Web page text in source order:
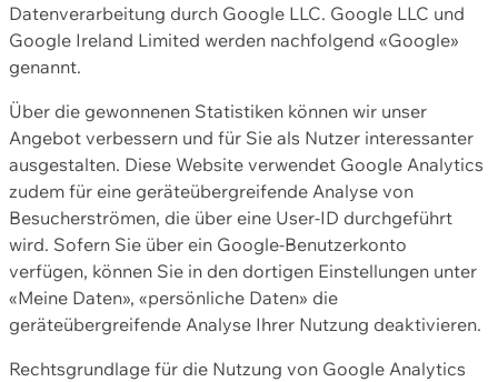
Datenverarbeitung durch Google LLC. Google LLC und
Google Ireland Limited werden nachfolgend «Google»
genannt.
Über die gewonnenen Statistiken können wir unser
Angebot verbessern und für Sie als Nutzer interessanter
ausgestalten. Diese Website verwendet Google Analytics
zudem für eine geräteübergreifende Analyse von
Besucherströmen, die über eine User-ID durchgeführt
wird. Sofern Sie über ein Google-Benutzerkonto
verfügen, können Sie in den dortigen Einstellungen unter
«Meine Daten», «persönliche Daten» die
geräteübergreifende Analyse Ihrer Nutzung deaktivieren.
Rechtsgrundlage für die Nutzung von Google Analytics